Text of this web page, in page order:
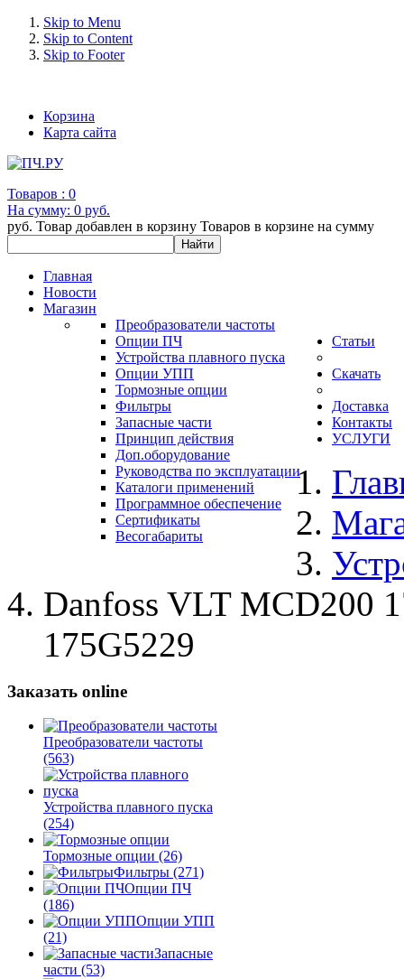
Skip to Menu
Skip to Content
Skip to Footer
Корзина
Карта сайта
Товаров : 0
На сумму: 0 руб.
руб. Товар добавлен в корзину Товаров в корзине на сумму
Главная
Новости
Магазин
Преобразователи частоты
Опции ПЧ
Устройства плавного пуска
Опции УПП
Тормозные опции
Фильтры
Запасные части
Статьи
Принцип действия
Доп.оборудование
Скачать
Руководства по эксплуатации
Каталоги применений
Программное обеспечение
Сертификаты
Весогабариты
Доставка
Контакты
УСЛУГИ
Danfoss VLT MCD200
175G5229
Заказать online
Преобразователи частоты
(563)
Устройства плавного пуска
(254)
Тормозные опции (26)
Фильтры (271)
Опции ПЧ
(186)
Опции УПП
(21)
Запасные
части (53)